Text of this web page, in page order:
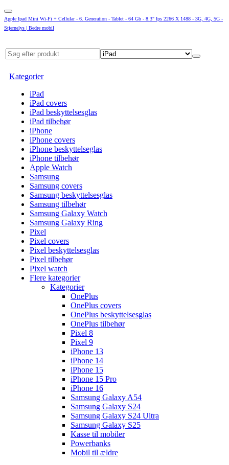
Apple Ipad Mini Wi-Fi + Cellular - 6. Generation - Tablet - 64 Gb - 8.3" Ips 2266 X 1488 - 3G, 4G, 5G -
Stjernelys | Bedre mobil
Kategorier
iPad
iPad covers
iPad beskyttelsesglas
iPad tilbehør
iPhone
iPhone covers
iPhone beskyttelseglas
iPhone tilbehør
Apple Watch
Samsung
Samsung covers
Samsung beskyttelsesglas
Samsung tilbehør
Samsung Galaxy Watch
Samsung Galaxy Ring
Pixel
Pixel covers
Pixel beskyttelsesglas
Pixel tilbehør
Pixel watch
Flere kategorier
Kategorier
OnePlus
OnePlus covers
OnePlus beskyttelsesglas
OnePlus tilbehør
Pixel 8
Pixel 9
iPhone 13
iPhone 14
iPhone 15
iPhone 15 Pro
iPhone 16
Samsung Galaxy A54
Samsung Galaxy S24
Samsung Galaxy S24 Ultra
Samsung Galaxy S25
Kasse til mobiler
Powerbanks
Mobil til ældre